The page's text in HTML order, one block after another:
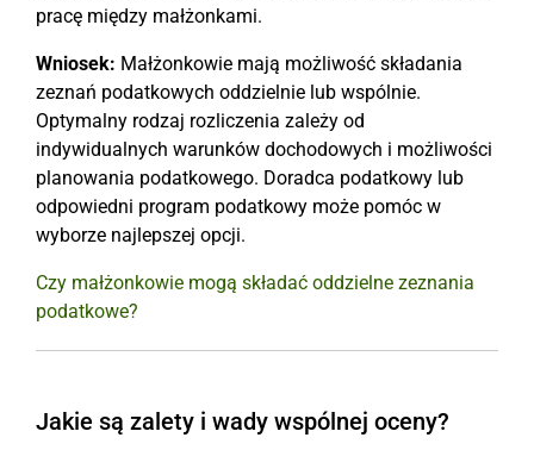
pracę między małżonkami.
Wniosek: Małżonkowie mają możliwość składania
zeznań podatkowych oddzielnie lub wspólnie.
Optymalny rodzaj rozliczenia zależy od
indywidualnych warunków dochodowych i możliwości
planowania podatkowego. Doradca podatkowy lub
odpowiedni program podatkowy może pomóc w
wyborze najlepszej opcji.
Czy małżonkowie mogą składać oddzielne zeznania
podatkowe?
Jakie są zalety i wady wspólnej oceny?